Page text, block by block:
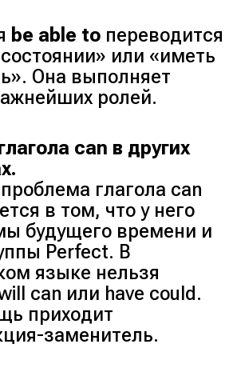
be able to переводится
или «иметь
Она выполняет
ролей.
can в других
глагола can
в том, что у него
будущего времени и
Perfect. В
языке нельзя
can или have could.
приходит
заменитель.